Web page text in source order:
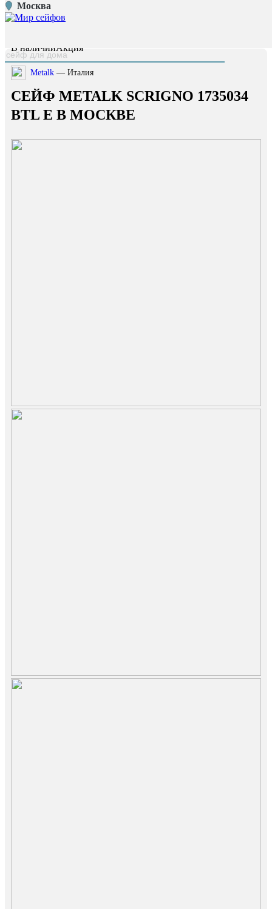
Москва
Главная страница
Каталог /
В наличииАкция
Metalk — Италия
СЕЙФ METALK SCRIGNO 1735034
BTL E В МОСКВЕ